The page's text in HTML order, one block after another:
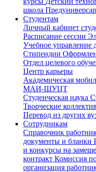
школа
Студентам
Личный кабинет
Расписание сессии
Учебное управление
Стипендии
Отдел целевого
Центр карьеры
Академическая
МАИ-ШУЦТ
Студенческая наука
Творческие
Перевод из других
Сотрудникам
Cправочник
документы и бланки
и конкурсы на
контракт Комиссия
организация